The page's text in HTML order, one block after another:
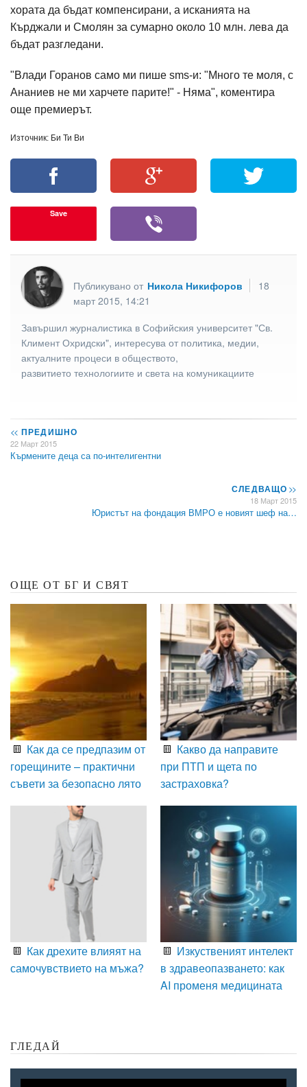
хората да бъдат компенсирани, а исканията на
Кърджали и Смолян за сумарно около 10 млн. лева да
бъдат разгледани.
"Влади Горанов само ми пише sms-и: "Много те моля, с
Ананиев не ми харчете парите!" - Няма", коментира
още премиерът.
Източник: Би Ти Ви
Save
Публикувано от Никола Никифоров
18
март 2015, 14:21
Завършил журналистика в Софийския университет "Св.
Климент Охридски", интересува от политика, медии,
актуалните процеси в обществото,
развитието технологиите и света на комуникациите
<< ПРЕДИШНО
22 Март 2015
Кърмените деца са по-интелигентни
СЛЕДВАЩО>>
18 Март 2015
Юристът на фондация ВМРО е новият шеф на…
ОЩЕ ОТ БГ И СВЯТ
Как да се предпазим от
горещините – практични
съвети за безопасно лято
Какво да направите
при ПТП и щета по
застраховка?
Как дрехите влияят на
самочувствието на мъжа?
Изкуственият интелект
в здравеопазването: как
AI променя медицината
ГЛЕДАЙ